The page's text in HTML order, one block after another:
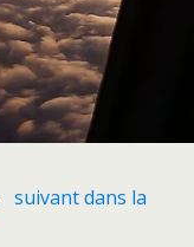
suivant dans la